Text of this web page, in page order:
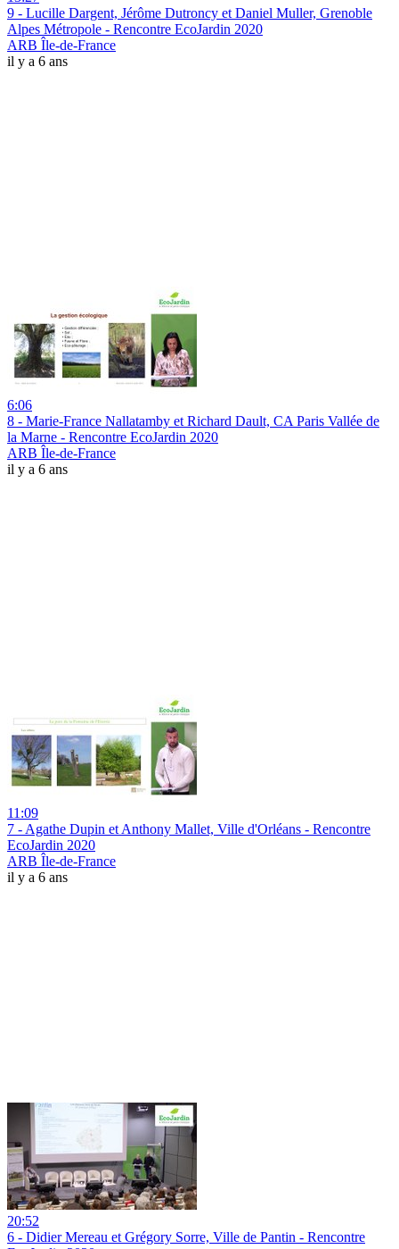
9 - Lucille Dargent, Jérôme Dutroncy et Daniel Muller, Grenoble
Alpes Métropole - Rencontre EcoJardin 2020
ARB Île-de-France
il y a 6 ans
6:06
8 - Marie-France Nallatamby et Richard Dault, CA Paris Vallée de
la Marne - Rencontre EcoJardin 2020
ARB Île-de-France
il y a 6 ans
11:09
7 - Agathe Dupin et Anthony Mallet, Ville d'Orléans - Rencontre
EcoJardin 2020
ARB Île-de-France
il y a 6 ans
20:52
6 - Didier Mereau et Grégory Sorre, Ville de Pantin - Rencontre